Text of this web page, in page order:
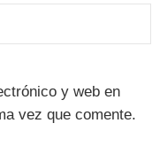
y web en
vez que comente.